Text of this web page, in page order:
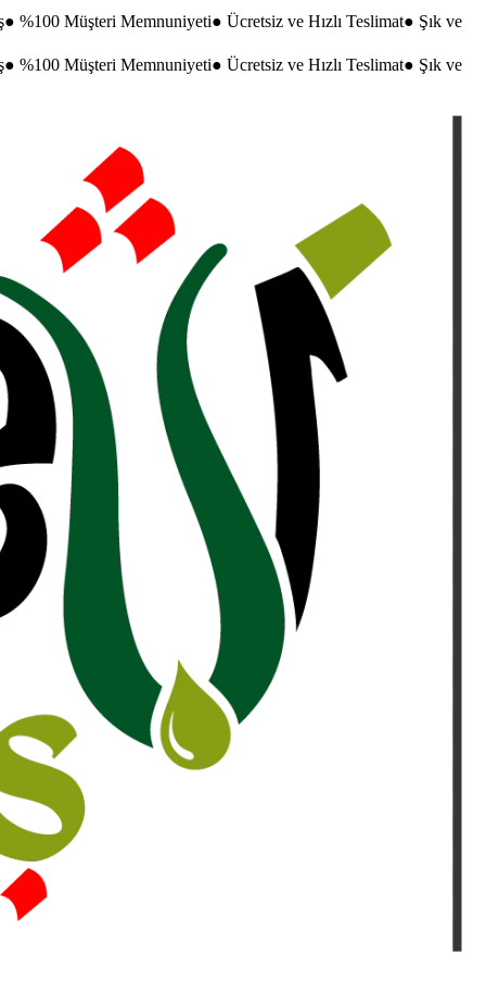
● %100 Müşteri Memnuniyeti● Ücretsiz ve Hızlı Teslimat● Şık ve
● %100 Müşteri Memnuniyeti● Ücretsiz ve Hızlı Teslimat● Şık ve